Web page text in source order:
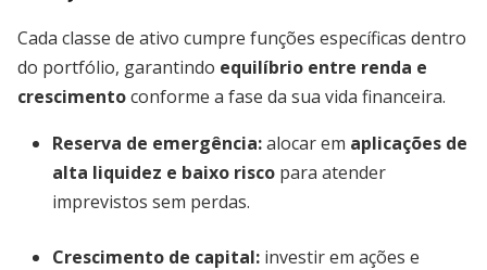
Cada classe de ativo cumpre funções específicas dentro
do portfólio, garantindo equilíbrio entre renda e
crescimentoconforme a fase da sua vida financeira.
Reserva de emergência:alocar em aplicações de
alta liquidez e baixo risco para atender
imprevistos sem perdas.
Crescimento de capital: investir em ações e